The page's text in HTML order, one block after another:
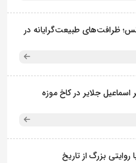
ظرافت‌های طبیعت‌گرایانه در
اسماعیل جلایر در کاخ موزه
بزرگ از تاریخ